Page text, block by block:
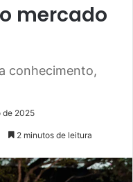
mercado
conhecimento,
de 2025
2 minutos de leitura